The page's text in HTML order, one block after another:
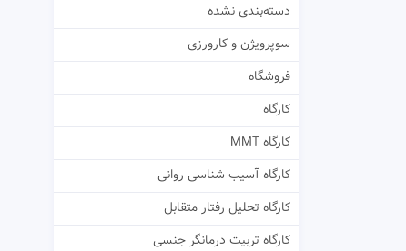
دسته‌بندی نشده
سوپرویژن و کارورزی
فروشگاه
کارگاه
کارگاه MMT
کارگاه آسیب شناسی روانی
کارگاه تحلیل رفتار متقابل
کارگاه تربیت درمانگر جنسی